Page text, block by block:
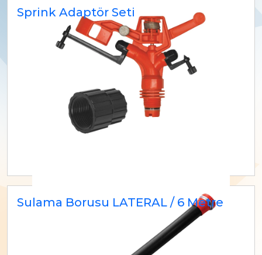
Sprink Adaptör Seti
Sulama Borusu LATERAL / 6 Metre